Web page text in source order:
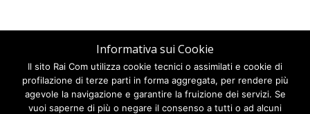
Informativa sui Cookie
Il sito Rai Com utilizza cookie tecnici o assimilati e cookie di
profilazione di terze parti in forma aggregata, per rendere più
agevole la navigazione e garantire la fruizione dei servizi. Se
vuoi saperne di più o negare il consenso a tutti o ad alcuni